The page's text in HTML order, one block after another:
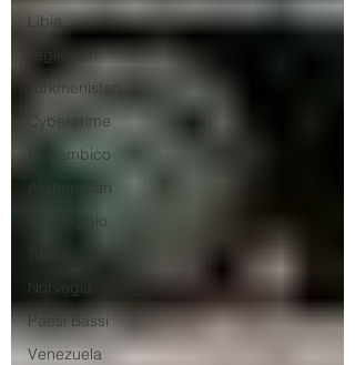
Libia
Tagikistan
Turkmenistan
Cybercrime
Mozambico
Afghanistan
spionaggio
Norvegia
Paesi Bassi
Venezuela